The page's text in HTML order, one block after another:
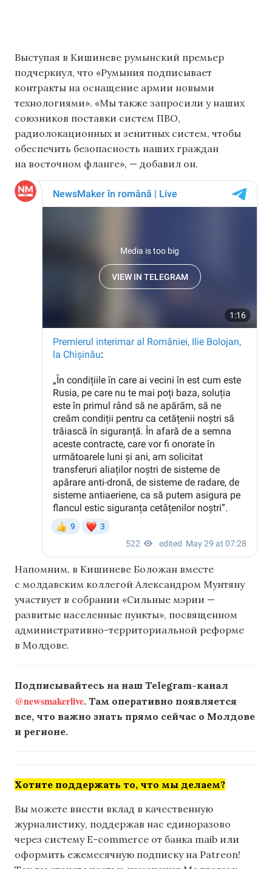
Выступая в Кишиневе румынский премьер
подчеркнул, что «Румыния подписывает
контракты на оснащение армии новыми
технологиями». «Мы также запросили у наших
союзников поставки систем ПВО,
радиолокационных и зенитных систем, чтобы
обеспечить безопасность наших граждан
на восточном фланге», — добавил он.
Напомним, в Кишиневе Боложан вместе
с молдавским коллегой Александром Мунтяну
участвует в собрании «Сильные мэрии —
развитые населенные пункты», посвященном
административно-территориальной реформе
в Молдове.
Подписывайтесь на наш Telegram-канал
@newsmakerlive. Там оперативно появляется
все, что важно знать прямо сейчас о Молдове
и регионе.
Хотите поддержать то, что мы делаем?
Вы можете внести вклад в качественную
журналистику, поддержав нас единоразово
через систему E-commerce от банка maib или
оформить ежемесячную подписку на Patreon!